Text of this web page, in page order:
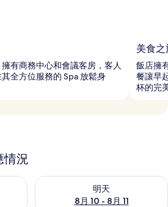
有商務中心和會議客房，客人
全方位服務的 Spa 放鬆身
美食之
飯店擁
餐讓早
杯的完
情況
供應情況
明天
8月 10 - 8月 11
查看明天 (8月 10 - 8月 11) 的